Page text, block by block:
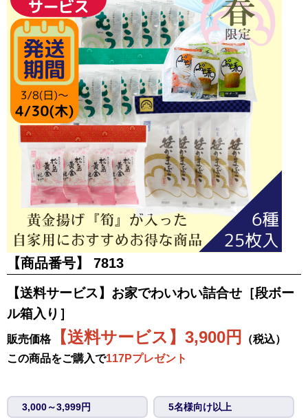
【商品番号】 7813
【送料サービス】お家でわいわい詰合せ［段ボー
ル箱入り］
販売価格【送料サービス】3,900円
（税込）
この商品をご購入で117Pプレゼント
3,000～3,999円 5名様向け以上